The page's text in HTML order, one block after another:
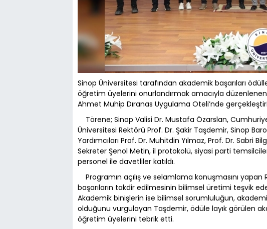
Sinop Üniversitesi tarafından akademik başarıları
öğretim üyelerini onurlandırmak amacıyla
Ahmet Muhip Dıranas Uygulama Oteli’nde
Törene; Sinop Valisi Dr. Mustafa Özarslan,
Üniversitesi Rektörü Prof. Dr. Şakir Taşdemir, Sinop
Yardımcıları Prof. Dr. Muhitdin Yılmaz, Prof. Dr. Sabri
Sekreter Şenol Metin, il protokolü, siyasi parti
personel ile davetliler katıldı.
Programın açılış ve selamlama konuşmasını
başarıların takdir edilmesinin bilimsel üretimi teşvik
Akademik binişlerin ise bilimsel sorumluluğun,
olduğunu vurgulayan Taşdemir, ödüle layık görülen
öğretim üyelerini tebrik etti.